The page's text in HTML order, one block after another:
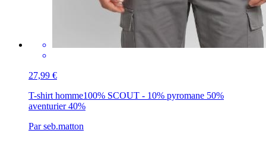
27,99 €
T-shirt homme100% SCOUT - 10% pyromane 50%
aventurier 40%
Par seb.matton